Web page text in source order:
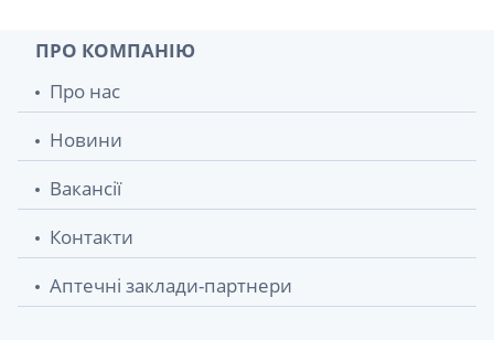
ПРО КОМПАНІЮ
Про нас
Новини
Вакансії
Контакти
Аптечні заклади-партнери